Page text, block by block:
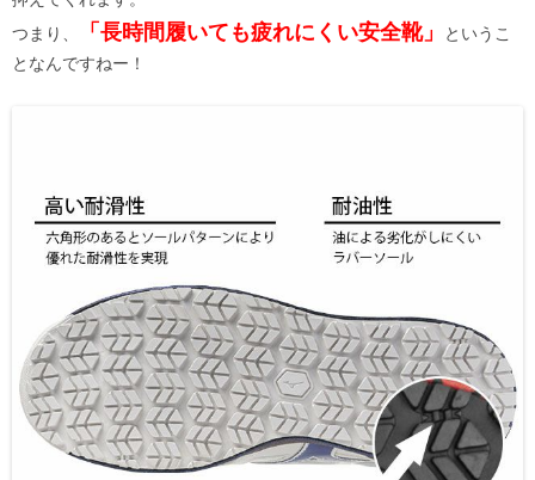
つまり、
「長時間履いても疲れにくい安全靴」
というこ
となんですねー！